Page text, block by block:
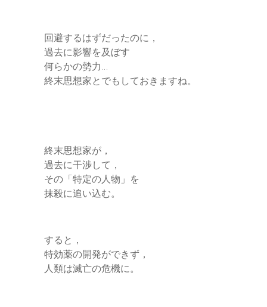
回避するはずだったのに，
過去に影響を及ぼす
何らかの勢力…
終末思想家とでもしておきますね。
終末思想家が，
過去に干渉して，
その「特定の人物」を
抹殺に追い込む。
すると，
特効薬の開発ができず，
人類は滅亡の危機に。